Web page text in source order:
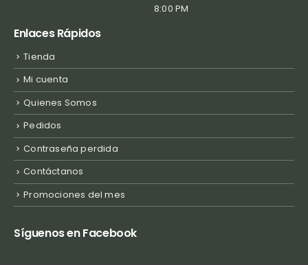
8:00 PM
Enlaces Rápidos
Tienda
Mi cuenta
Quienes Somos
Pedidos
Contraseña perdida
Contáctanos
Promociones del mes
Síguenos en Facebook